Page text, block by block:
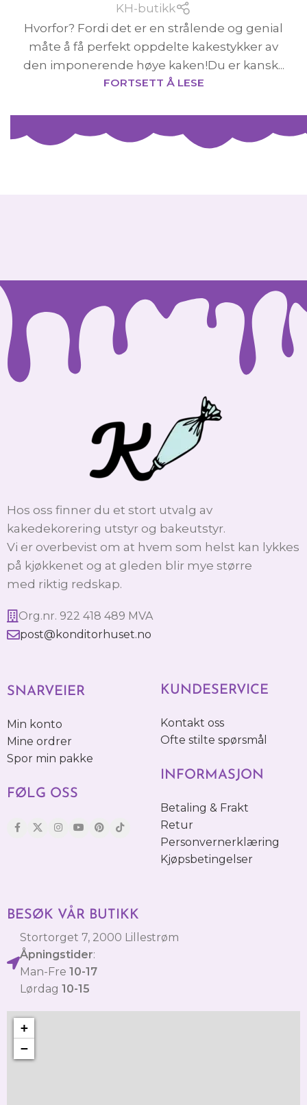
KH-butikk
Hvorfor? Fordi det er en strålende og genial
måte å få perfekt oppdelte kakestykker av
den imponerende høye kaken!Du er kansk...
FORTSETT Å LESE
Hos oss finner du et stort utvalg av
kakedekorering utstyr og bakeutstyr.
Vi er overbevist om at hvem som helst kan lykkes
på kjøkkenet og at gleden blir mye større
med riktig redskap.
Org.nr. 922 418 489 MVA
post@konditorhuset.no
SNARVEIER
Min konto
Mine ordrer
Spor min pakke
FØLG OSS
KUNDESERVICE
Kontakt oss
Ofte stilte spørsmål
INFORMASJON
Betaling & Frakt
Retur
Personvernerklæring
Kjøpsbetingelser
BESØK VÅR BUTIKK
Stortorget 7, 2000 Lillestrøm
Åpningstider:
Man-Fre 10-17
Lørdag 10-15
+
−